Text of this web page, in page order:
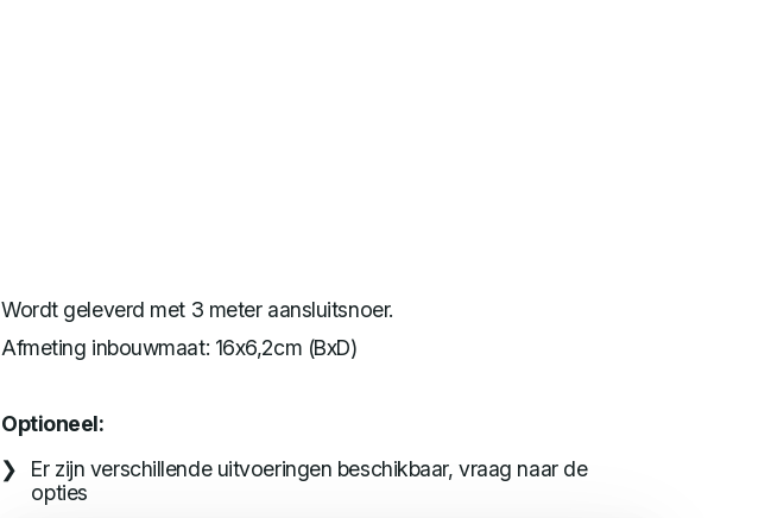
Wordt geleverd met 3 meter aansluitsnoer.
Afmeting inbouwmaat: 16x6,2cm (BxD)
Optioneel:
Er zijn verschillende uitvoeringen beschikbaar, vraag naar de
opties